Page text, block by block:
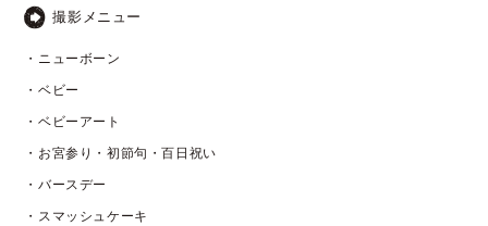
撮影メニュー
・ニューボーン
・ベビー
・ベビーアート
・お宮参り・初節句・百日祝い
・バースデー
・スマッシュケーキ